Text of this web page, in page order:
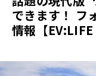
できます！ フ
情報【EV:LIFE